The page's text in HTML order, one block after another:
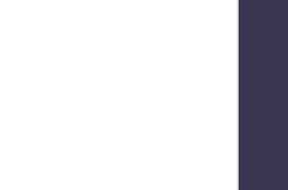
im Gesundheitswesen
(AGES MEA)